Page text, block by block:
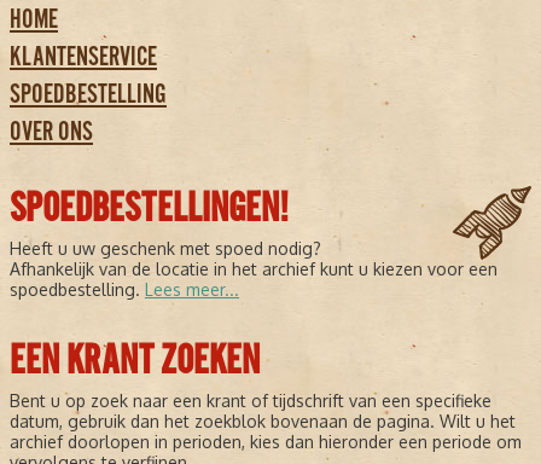
HOME
KLANTENSERVICE
SPOEDBESTELLING
OVER ONS
SPOEDBESTELLINGEN!
Heeft u uw geschenk met spoed nodig?
Afhankelijk van de locatie in het archief kunt u kiezen voor een
spoedbestelling. Lees meer...
EEN KRANT ZOEKEN
Bent u op zoek naar een krant of tijdschrift van een specifieke
datum, gebruik dan het zoekblok bovenaan de pagina. Wilt u het
archief doorlopen in perioden, kies dan hieronder een periode om